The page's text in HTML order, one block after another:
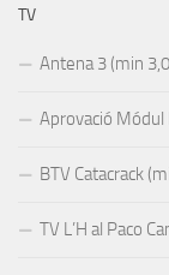
TV
Antena 3 (min
Aprovació Módul
BTV Catacrack
TV L’H al Paco